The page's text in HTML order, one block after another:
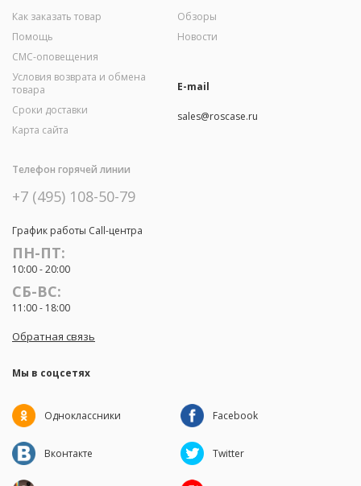
Как заказать товар
Помощь
СМС-оповещения
Условия возврата и обмена
товара
Сроки доставки
Карта сайта
Обзоры
Новости
E-mail
sales@roscase.ru
Телефон горячей линии
+7 (495) 108-50-79
График работы Call-центра
ПН-ПТ:
10:00 - 20:00
СБ-ВС:
11:00 - 18:00
Обратная связь
Мы в соцсетях
Одноклассники Facebook
Вконтакте Twitter